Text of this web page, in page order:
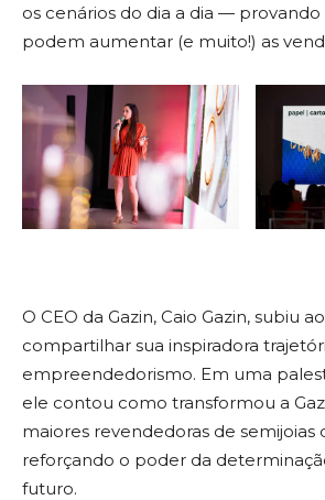
os cenários do dia a dia —
podem aumentar (e muito!) as
O CEO da Gazin, Caio Gazin, subiu
compartilhar sua inspiradora
empreendedorismo. Em uma
ele contou como transformou a
maiores revendedoras de semijoias
reforçando o poder da
futuro.